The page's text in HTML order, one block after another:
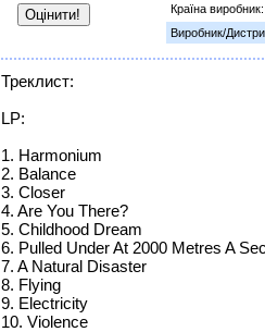
Країна виробник:
Виробник/
Треклист:
LP:
1. Harmonium
2. Balance
3. Closer
4. Are You There?
5. Childhood Dream
6. Pulled Under At 2000 Metres A
7. A Natural Disaster
8. Flying
9. Electricity
10. Violence